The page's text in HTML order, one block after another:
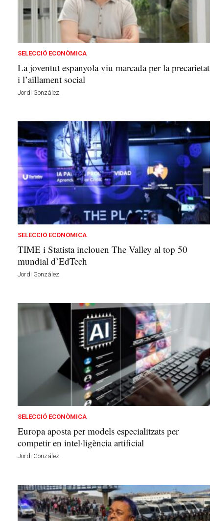
SELECCIÓ ECONÒMICA
La joventut espanyola viu marcada per la precarietat
i l’aïllament social
Jordi González
SELECCIÓ ECONÒMICA
TIME i Statista inclouen The Valley al top 50
mundial d’EdTech
Jordi González
SELECCIÓ ECONÒMICA
Europa aposta per models especialitzats per
competir en intel·ligència artificial
Jordi González